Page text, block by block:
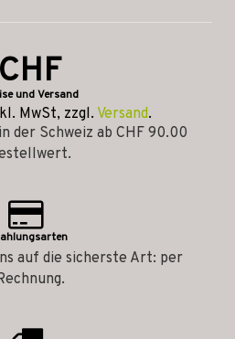
CHF
und Versand
MwSt, zzgl. Versand.
der Schweiz ab CHF 90.00
auf die sicherste Art: per